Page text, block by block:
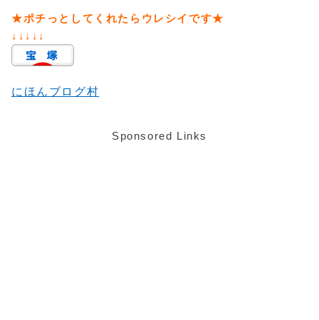
★ポチっとしてくれたらウレシイです★
↓↓↓↓↓
にほんブログ村
Sponsored Links